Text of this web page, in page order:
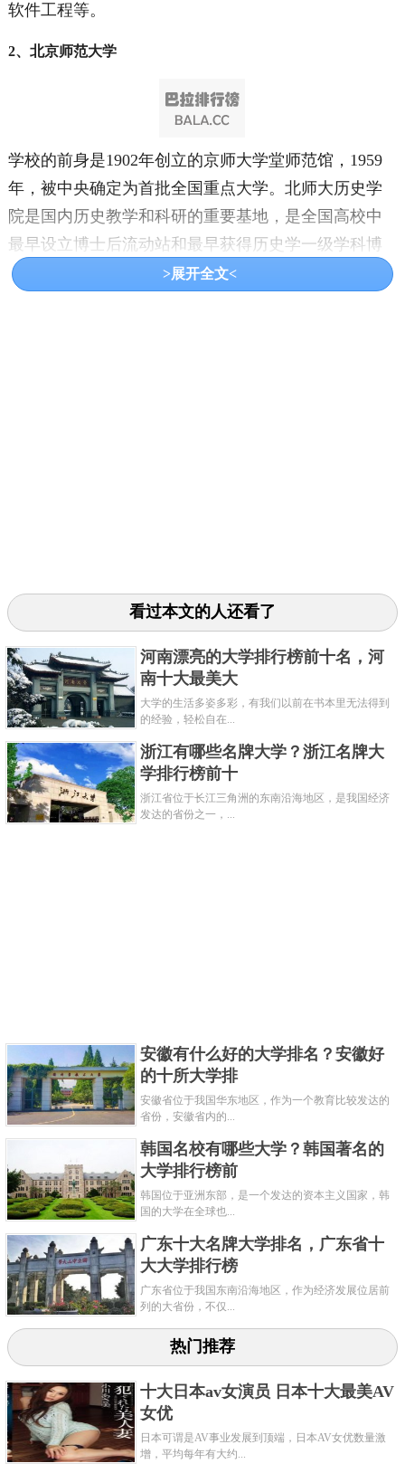
软件工程等。
2、北京师范大学
学校的前身是1902年创立的京师大学堂师范馆，1959
年，被中央确定为首批全国重点大学。北师大历史学
院是国内历史教学和科研的重要基地，是全国高校中
最早设立博士后流动站和最早获得历史学一级学科博
士学位授予权的单位之一。北师大拥有中国古代史、
国古代史、中国近现代史等6个二级学科;世界史下设史
学理论及外国史学史、世界上古史中古史等4个二级学
科，并设中国史和世界史两个博士后流动站。2017
年，在教育部第四轮学科评估中，学校中国史学科被
评为A+，世界史学科被评为B+。2018年，中国史学科
入选上海市高峰学科建设计划。
复旦大学王牌专业：
复旦大学的哲学传统源远流长。复旦公学自1905年建
校起，便非常重视哲学教育。复旦的理论经济学是一
为“国家重点学科”。
关键字：大学 高校
共3页: 上一页 1 2 3 下一页
>展开全文<
看过本文的人还看了
河南漂亮的大学排行榜前十名，河
南十大最美大
大学的生活多姿多彩，有我们以前在书本里无法得到
的经验，轻松自在...
浙江有哪些名牌大学？浙江名牌大
学排行榜前十
浙江省位于长江三角洲的东南沿海地区，是我国经济
发达的省份之一，...
安徽有什么好的大学排名？安徽好
的十所大学排
安徽省位于我国华东地区，作为一个教育比较发达的
省份，安徽省内的...
韩国名校有哪些大学？韩国著名的
大学排行榜前
韩国位于亚洲东部，是一个发达的资本主义国家，韩
国的大学在全球也...
广东十大名牌大学排名，广东省十
大大学排行榜
广东省位于我国东南沿海地区，作为经济发展位居前
列的大省份，不仅...
热门推荐
十大日本av女演员 日本十大最美AV
女优
日本可谓是AV事业发展到顶端，日本AV女优数量激
增，平均每年有大约...